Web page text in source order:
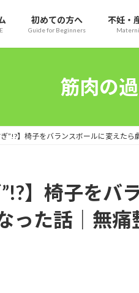
初めての方へ
Guide for Beginners
不妊・
筋肉の
ぎ”!?】椅子をバランスボールに変えた
】椅子をバ
った話｜無痛